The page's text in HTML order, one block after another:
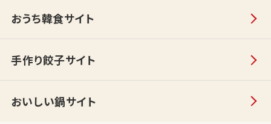
おうち韓食サイト
手作り餃子サイト
おいしい鍋サイト